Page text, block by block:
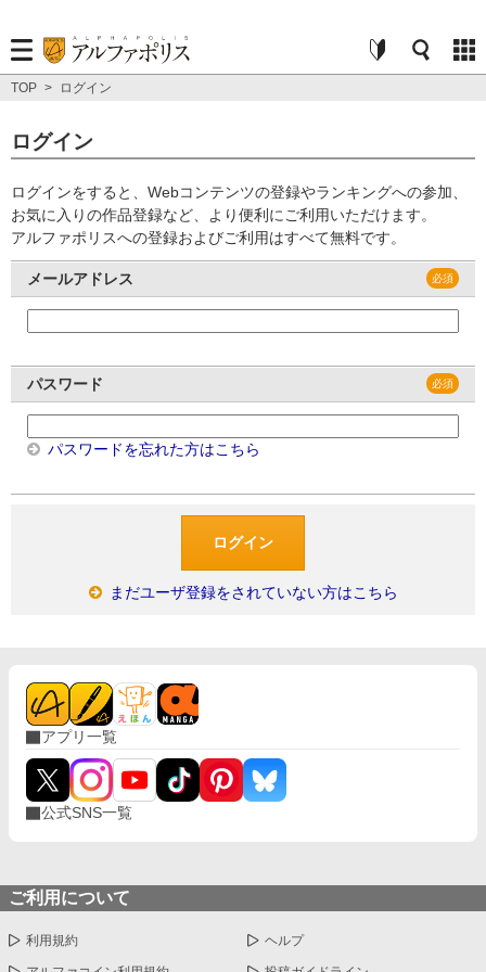
TOP > ログイン
ログイン
ログインをすると、Webコンテンツの登録やランキングへの参加、
お気に入りの作品登録など、より便利にご利用いただけます。
アルファポリスへの登録およびご利用はすべて無料です。
メールアドレス
パスワード
パスワードを忘れた方はこちら
まだユーザ登録をされていない方はこちら
アプリ一覧
公式SNS一覧
ご利用について
利用規約 ヘルプ